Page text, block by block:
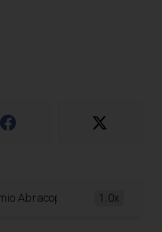
de Jornalismo e leva
1.0x